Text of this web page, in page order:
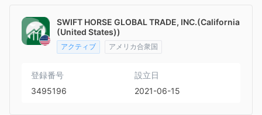
SWIFT HORSE GLOBAL TRADE, INC.(California
(United States))
アクティブ アメリカ合衆国
登録番号
3495196
設立日
2021-06-15